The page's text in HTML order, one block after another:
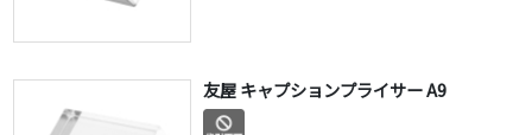
友屋 キャプションプライサー A9